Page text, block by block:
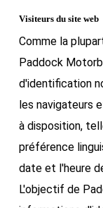
Visiteurs du site web
Comme la
Paddock
d'identification
les navigateurs
à disposition,
préférence
date et l'heure
L'objectif de